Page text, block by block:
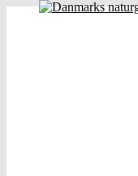
Danmarks naturguide